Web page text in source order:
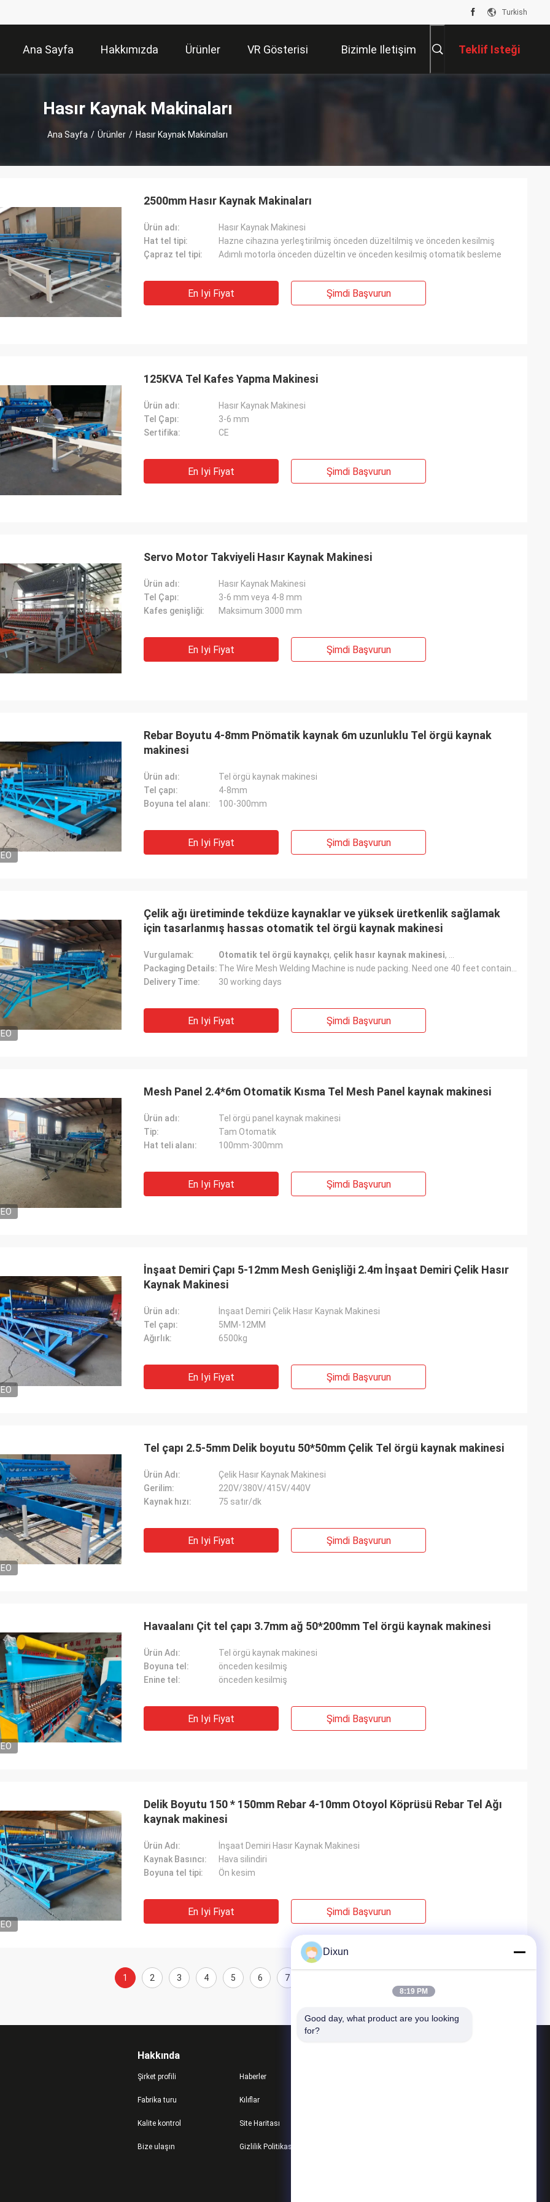
Turkish
Ana Sayfa Hakkımızda Ürünler VR Gösterisi Bizimle Iletişim Teklif Isteği
Hasır Kaynak Makinaları
Ana Sayfa / Ürünler / Hasır Kaynak Makinaları
2500mm Hasır Kaynak Makinaları
Ürün adı:
Hasır Kaynak Makinesi
Hat tel tipi:
Hazne cihazına yerleştirilmiş önceden düzeltilmiş ve önceden kesilmiş
Çapraz tel tipi:
Adımlı motorla önceden düzeltin ve önceden kesilmiş otomatik besleme
En Iyi Fiyat Şimdi Başvurun
125KVA Tel Kafes Yapma Makinesi
Ürün adı:
Hasır Kaynak Makinesi
Tel Çapı:
3-6 mm
Sertifika:
CE
En Iyi Fiyat Şimdi Başvurun
Servo Motor Takviyeli Hasır Kaynak Makinesi
Ürün adı:
Hasır Kaynak Makinesi
Tel Çapı:
3-6 mm veya 4-8 mm
Kafes genişliği:
Maksimum 3000 mm
En Iyi Fiyat Şimdi Başvurun
Rebar Boyutu 4-8mm Pnömatik kaynak 6m uzunluklu Tel örgü kaynak
makinesi
Ürün adı:
Tel örgü kaynak makinesi
Tel çapı:
4-8mm
Boyuna tel alanı:
100-300mm
En Iyi Fiyat Şimdi Başvurun
Çelik ağı üretiminde tekdüze kaynaklar ve yüksek üretkenlik sağlamak
için tasarlanmış hassas otomatik tel örgü kaynak makinesi
Vurgulamak: Otomatik tel örgü kaynakçı, çelik hasır kaynak makinesi,
Packaging Details:
Delivery Time:
30 working days
En Iyi Fiyat Şimdi Başvurun
Mesh Panel 2.4*6m Otomatik Kısma Tel Mesh Panel kaynak makinesi
Ürün adı:
Tel örgü panel kaynak makinesi
Tip:
Tam Otomatik
Hat teli alanı:
100mm-300mm
En Iyi Fiyat Şimdi Başvurun
İnşaat Demiri Çapı 5-12mm Mesh Genişliği 2.4m İnşaat Demiri Çelik Hasır
Kaynak Makinesi
Ürün adı:
İnşaat Demiri Çelik Hasır Kaynak Makinesi
Tel çapı:
5MM-12MM
Ağırlık:
6500kg
En Iyi Fiyat Şimdi Başvurun
Tel çapı 2.5-5mm Delik boyutu 50*50mm Çelik Tel örgü kaynak makinesi
Ürün Adı:
Çelik Hasır Kaynak Makinesi
Gerilim:
220V/380V/415V/440V
Kaynak hızı:
75 satır/dk
En Iyi Fiyat Şimdi Başvurun
Havaalanı Çit tel çapı 3.7mm ağ 50*200mm Tel örgü kaynak makinesi
Ürün Adı:
Tel örgü kaynak makinesi
Boyuna tel:
önceden kesilmiş
Enine tel:
önceden kesilmiş
En Iyi Fiyat Şimdi Başvurun
Delik Boyutu 150 * 150mm Rebar 4-10mm Otoyol Köprüsü Rebar Tel Ağı
kaynak makinesi
Ürün Adı:
İnşaat Demiri Hasır Kaynak Makinesi
Kaynak Basıncı:
Hava silindiri
Boyuna tel tipi:
Ön kesim
En Iyi Fiyat Şimdi Başvurun
1 2 3 4 5 6 7
Hakkında
Şirket profili
Fabrika turu
Kalite kontrol
Bize ulaşın
Haberler
Kılıflar
Site Haritası
Gizlilik Politikası
Dixun
8:19 PM
Good day, what product are you looking
for?